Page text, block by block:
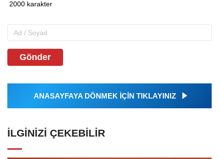
Gönder
ANASAYFAYA DÖNMEK İÇİN TIKLAYINIZ
İLGINIZI ÇEKEBILIR